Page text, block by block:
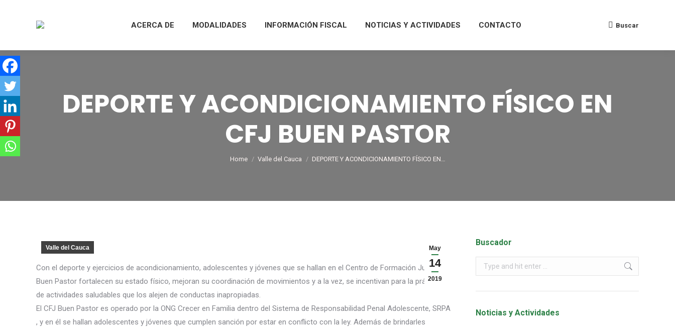
ACERCA DE MODALIDADES INFORMACIÓN FISCAL NOTICIAS Y ACTIVIDADES CONTACTO Buscar
DEPORTE Y ACONDICIONAMIENTO FÍSICO EN
CFJ BUEN PASTOR
You are here:
Home Valle del Cauca DEPORTE Y ACONDICIONAMIENTO FÍSICO EN…
May
14
2019
Valle del Cauca
Con el deporte y ejercicios de acondicionamiento, adolescentes y jóvenes que se hallan en el Centro de Formación Juvenil
Buen Pastor fortalecen su estado físico, mejoran su coordinación de movimientos y a la vez, se incentivan para la práctica
de actividades saludables que los alejen de conductas inapropiadas.
El CFJ Buen Pastor es operado por la ONG Crecer en Familia dentro del Sistema de Responsabilidad Penal Adolescente, SRPA
, y en él se hallan adolescentes y jóvenes que cumplen sanción por estar en conflicto con la ley. Además de brindarles
Buscador
Noticias y Actividades